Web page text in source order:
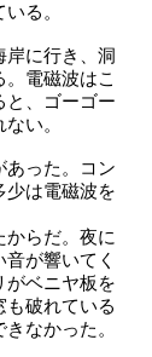
る。
岸に行き、洞
電磁波はこ
と、ゴーゴー
い。
あった。コン
少は電磁波を
からだ。夜に
が響いてく
がベニヤ板を
も破れている
なかった。